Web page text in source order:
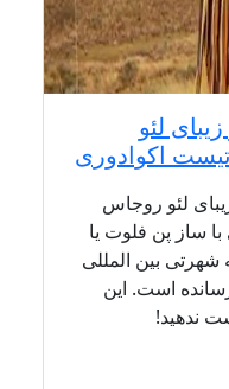
لئو
اکوادوری
لئو روجاس
ساز پن فلوت یا
شهرتی بین المللی
است. این
ندهید!